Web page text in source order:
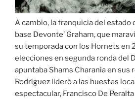
A cambio, la franquicia del estado
base Devonte’ Graham, que
su temporada con los Hornets en
elecciones en segunda ronda del
apuntaba Shams Charania en sus
Rodríguez lideró a las huestes
espectacular, Francisco De